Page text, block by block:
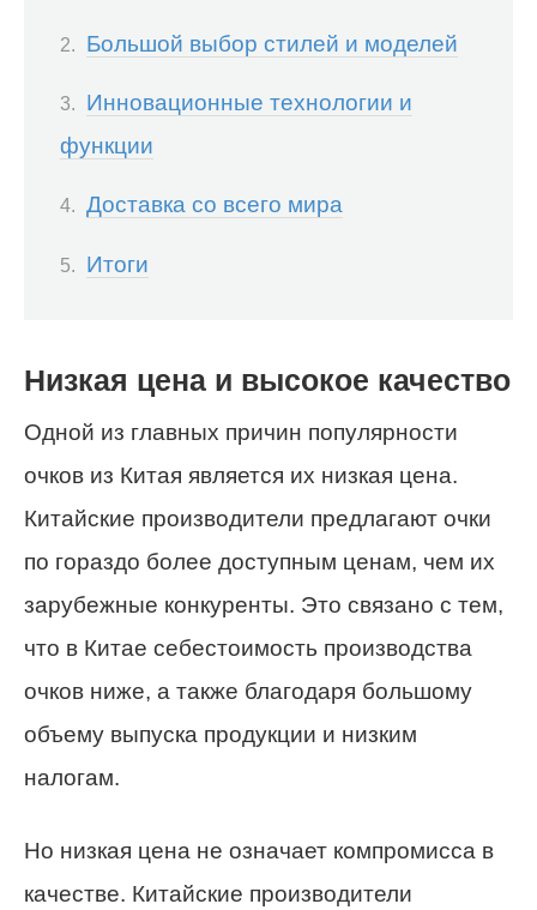
Большой выбор стилей и моделей
Инновационные технологии и
функции
Доставка со всего мира
Итоги
Низкая цена и высокое качество
Одной из главных причин популярности
очков из Китая является их низкая цена.
Китайские производители предлагают очки
по гораздо более доступным ценам, чем их
зарубежные конкуренты. Это связано с тем,
что в Китае себестоимость производства
очков ниже, а также благодаря большому
объему выпуска продукции и низким
налогам.
Но низкая цена не означает компромисса в
качестве. Китайские производители